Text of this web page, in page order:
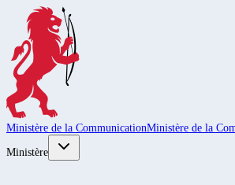
Ministère de la CommunicationMinistère de la
Ministère